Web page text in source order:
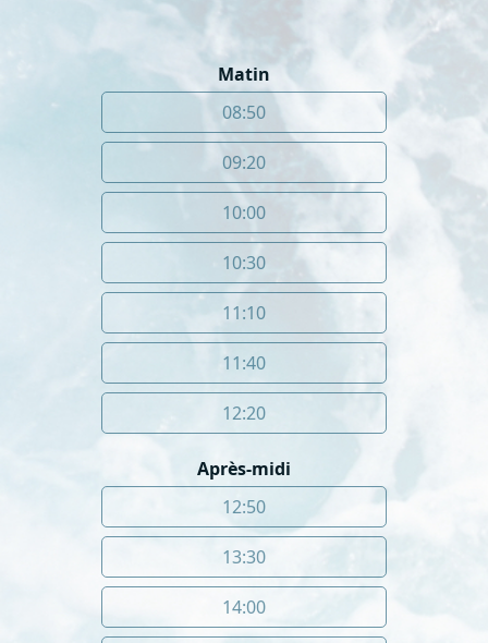
Matin
08:50
09:20
10:00
10:30
11:10
11:40
12:20
Après-midi
12:50
13:30
14:00